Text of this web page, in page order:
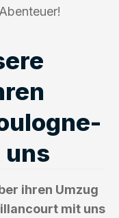
ihren Umzug
mit uns